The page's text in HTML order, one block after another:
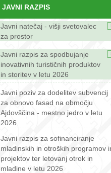
JAVNI RAZPIS
Javni natečaj - višji svetovalec
za prostor
Javni razpis za spodbujanje
inovativnih turističnih produktov
in storitev v letu 2026
Javni poziv za dodelitev subvencij
za obnovo fasad na območju
Ajdovščina - mestno jedro v letu
2026
Javni razpis za sofinanciranje
mladinskih in otroških programov
projektov ter letovanj otrok in
mladine v letu 2026